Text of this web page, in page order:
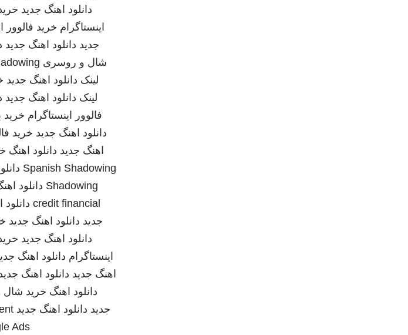
دانلود اهنگ جدید
اینستاگرام خرید فالوور
جدید دانلود اهنگ جدید
شال و روسری
لینک دانلود اهنگ جدید
لینک دانلود اهنگ جدید
فالوور اینستاگرام خرید
دانلود اهنگ جدید خرید
اهنگ جدید دانلود اهنگ
Spanish Shadowing
Shadowing دانلود
credit financial
جدید دانلود اهنگ جدید
دانلود اهنگ جدید
اینستاگرام دانلود اهنگ
اهنگ جدید دانلود اهنگ
دانلود اهنگ خرید
جدید دانلود اهنگ جدید
Ads